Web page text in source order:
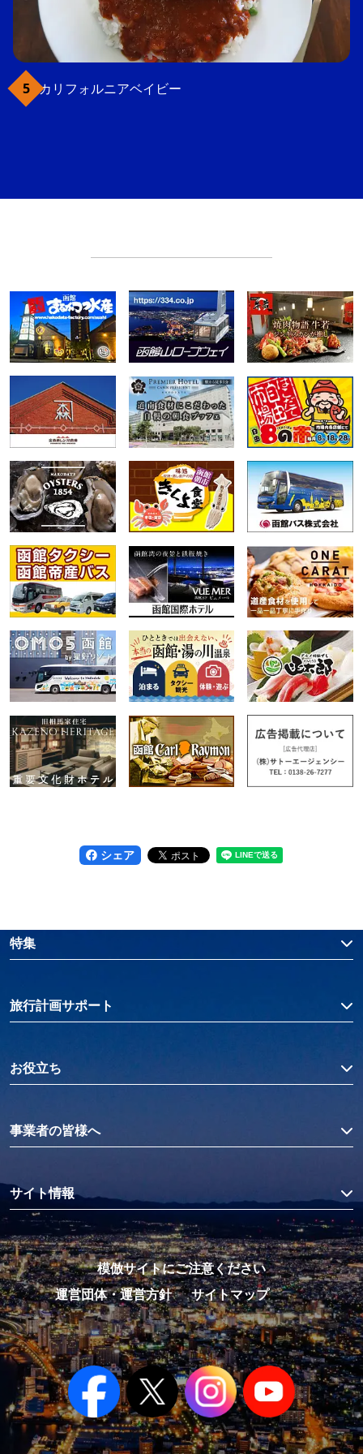
カリフォルニアベイビー
シェア
特集
旅行計画サポート
お役立ち
事業者の皆様へ
サイト情報
模倣サイトにご注意ください
運営団体・運営方針
サイトマップ